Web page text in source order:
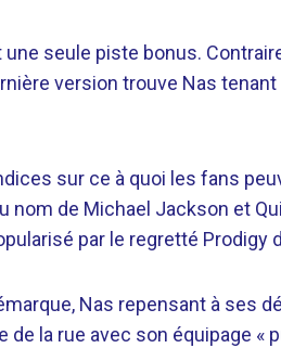
seule piste bonus.
version trouve Nas
sur ce à quoi les fans
nom de Michael Jackson et
par le regretté Prodigy
Nas repensant à ses
la rue avec son équipage «